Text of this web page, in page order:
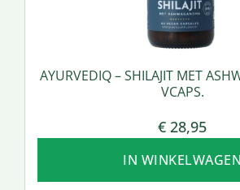
AYURVEDIQ – SHILAJIT MET
VCAPS.
€ 28,95
IN WINKELWAGEN